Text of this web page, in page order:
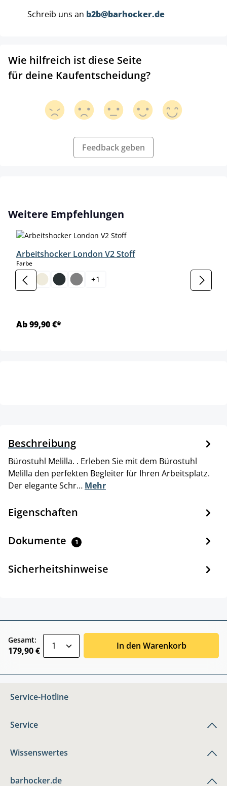
Schreib uns an b2b@barhocker.de
Wie hilfreich ist diese Seite
für deine Kaufentscheidung?
Feedback geben
Produktgalerie überspringen
Weitere Empfehlungen
Arbeitshocker London V2 Stoff
Farbeauswählen
+1
Ab 99,90 €*
Beschreibung
Bürostuhl Melilla. . Erleben Sie mit dem Bürostuhl
Melilla den perfekten Begleiter für Ihren Arbeitsplatz.
Der elegante Schr… Mehr
Eigenschaften
Dokumente 1
Sicherheitshinweise
Gesamt:
179,90 € In den Warenkorb
Service-Hotline
Service
Wissenswertes
barhocker.de